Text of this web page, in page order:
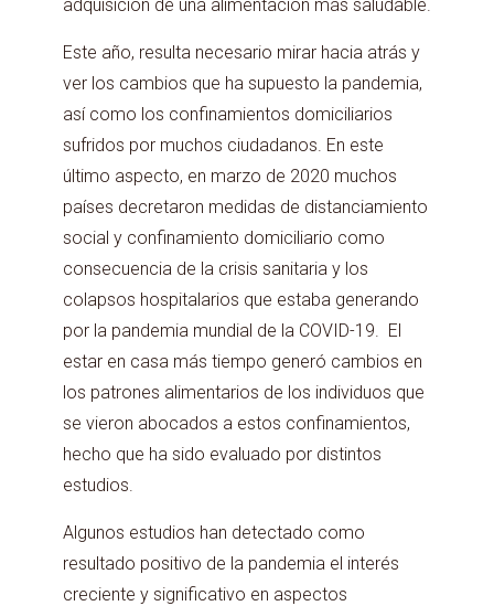
adquisición de una alimentación más saludable.
Este año, resulta necesario mirar hacia atrás y
ver los cambios que ha supuesto la pandemia,
así como los confinamientos domiciliarios
sufridos por muchos ciudadanos. En este
último aspecto, en marzo de 2020 muchos
países decretaron medidas de distanciamiento
social y confinamiento domiciliario como
consecuencia de la crisis sanitaria y los
colapsos hospitalarios que estaba generando
por la pandemia mundial de la COVID-19. El
estar en casa más tiempo generó cambios en
los patrones alimentarios de los individuos que
se vieron abocados a estos confinamientos,
hecho que ha sido evaluado por distintos
estudios.
Algunos estudios han detectado como
resultado positivo de la pandemia el interés
creciente y significativo en aspectos